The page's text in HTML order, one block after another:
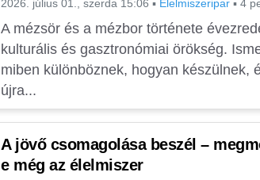
2026. július 01., szerda 15:06▪ Élelmiszeripar ▪ 4
A mézsör és a mézbor története
kulturális és gasztronómiai örökség.
miben különböznek, hogyan készülnek,
újra...
A jövő csomagolása beszél –
e még az élelmiszer